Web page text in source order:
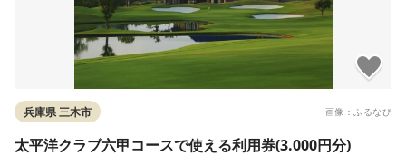
画像：ふるなび
兵庫県 三木市
太平洋クラブ六甲コースで使える利用券(3.000円分)